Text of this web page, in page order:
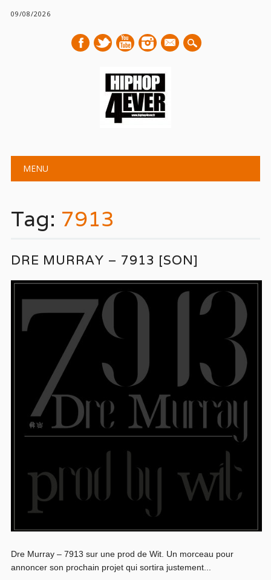
09/08/2026
mail
Main menu
MENU
Tag: 7913
DRE MURRAY – 7913 [SON]
Dre Murray – 7913 sur une prod de Wit. Un morceau pour
annoncer son prochain projet qui sortira justement...